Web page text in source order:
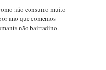
não consumo muito
ano que comemos
não bairradino.